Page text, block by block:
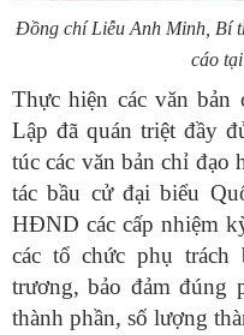
Đồng chíLiễu Anh Minh, Bí
cáo
Thực hiện các văn
Lập đã quán triệt đầy
túc các văn bản chỉ đạo
tác bầu cửđại biểu
HĐND các cấp nhiệm
các tổ chức phụ trách
trương, bảo đảm đúng
thành phần, số lượng